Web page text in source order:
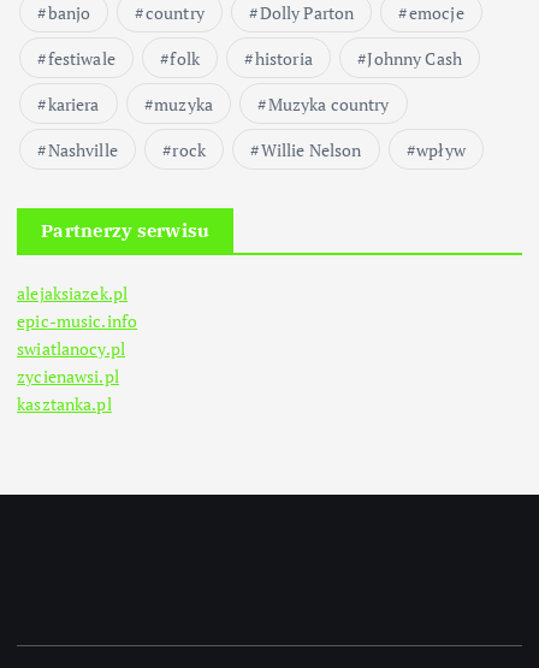
banjo country Dolly Parton
emocje
festiwale
folk historia
Johnny Cash
kariera
muzyka
Muzyka country
Nashville
rock Willie Nelson wpływ
Partnerzy serwisu
alejaksiazek.pl
epic-music.info
swiatlanocy.pl
zycienawsi.pl
kasztanka.pl